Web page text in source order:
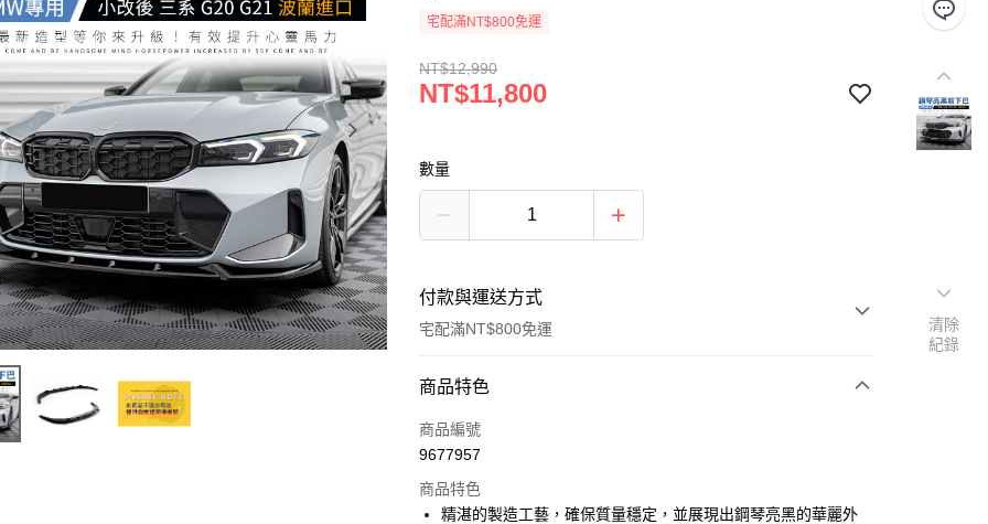
宅配滿NT$800免運
NT$12,990
NT$11,800
數量
付款與運送方式
宅配滿NT$800免運
付款方式
信用卡一次付款
3 期 0 利率 每期 NT$3,933 21家銀行
商品特色
商品編號
9677957
商品特色
精湛的製造工藝，確保質量穩定，並展現出鋼琴亮黑的華麗外
清除
紀錄